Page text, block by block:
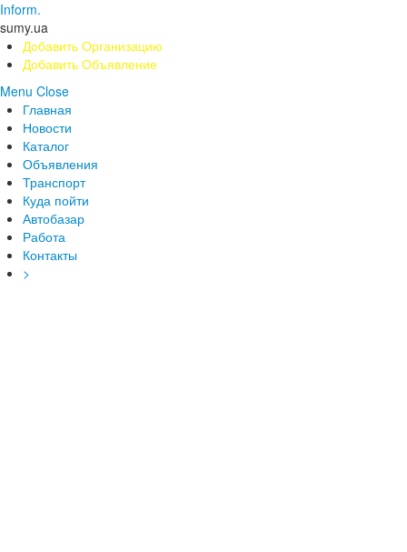
Inform.
sumy.ua
Добавить Организацию
Добавить Объявление
Menu Close
Главная
Новости
Каталог
Объявления
Транспорт
Куда пойти
Автобазар
Работа
Контакты
>